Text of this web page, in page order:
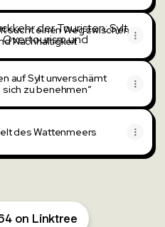
einen Weg zwischen
sucht einen Weg zwischen
Nachhaltigkeit
auf Sylt unverschämt
zu benehmen“
des Wattenmeers
on Linktree